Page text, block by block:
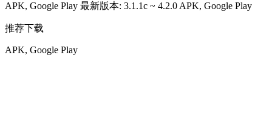
APK, Google Play 最新版本: 3.1.1c ~ 4.2.0 APK, Google Play
推荐下载
APK, Google Play